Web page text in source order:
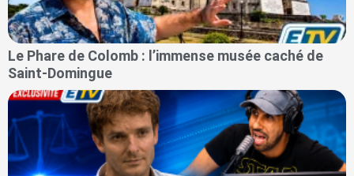
Le Phare de Colomb : l’immense musée caché de
Saint-Domingue